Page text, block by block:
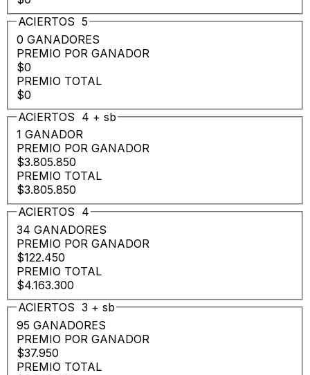
ACIERTOS 5
0 GANADORES
PREMIO POR GANADOR
$0
PREMIO TOTAL
$0
ACIERTOS 4 + sb
1 GANADOR
PREMIO POR GANADOR
$3.805.850
PREMIO TOTAL
$3.805.850
ACIERTOS 4
34 GANADORES
PREMIO POR GANADOR
$122.450
PREMIO TOTAL
$4.163.300
ACIERTOS 3 + sb
95 GANADORES
PREMIO POR GANADOR
$37.950
PREMIO TOTAL